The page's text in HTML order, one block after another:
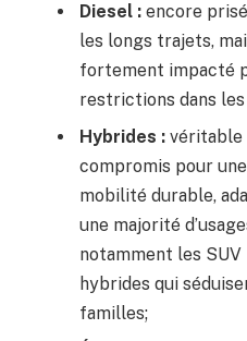
Diesel : encore
les longs trajets,
fortement impacté
restrictions dans les
Hybrides : véritable
compromis pour une
mobilité durable,
une majorité
notamment les SUV
hybrides qui
familles;